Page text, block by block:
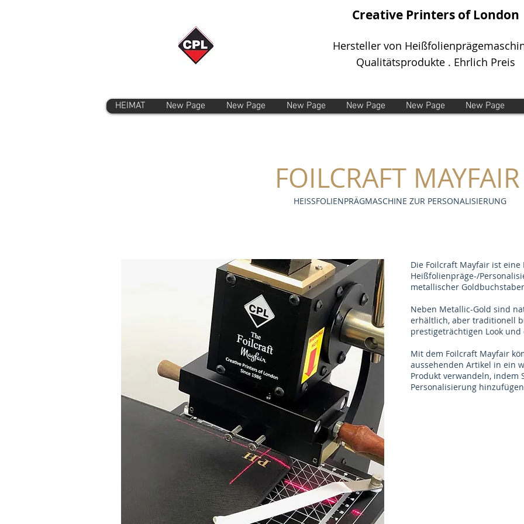
Creative Printers of London
Hersteller von
Qualitätsprodukte . Ehrlich Preis
HEIMAT New Page New Page New Page New Page New Page New Page
FOILCRAFT MAYFAIR
HEISSFOLIENPRÄGMASCHINE ZUR PERSONALISIERUNG
Die Foilcraft Mayfair ist eine
Heißfolienpräge-/
metallischer
Neben Metallic-Gold sind
erhältlich, aber traditionell
prestigeträchtigen Look und
Mit dem Foilcraft Mayfair
aussehenden Artikel in ein
Produkt verwandeln, indem
Personalisierung